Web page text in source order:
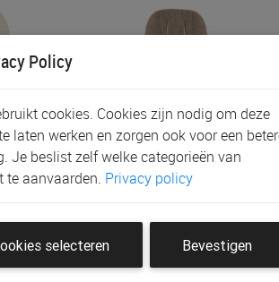
wa…
Inlegkussen Pericles,
Geschikt Voor Buggy/wa…
Policy
cookies. Cookies zijn nodig om deze
laten werken en zorgen ook voor een
Je beslist zelf welke categorieën van
te aanvaarden. Privacy policy
selecteren Bevestigen